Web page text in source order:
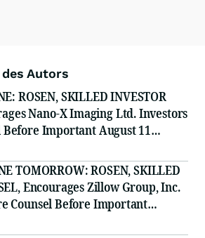
Autors
ROSEN, SKILLED INVESTOR
Nano-X Imaging Ltd. Investors
Before Important August 11
Class Action - NNOX
TOMORROW: ROSEN, SKILLED
Encourages Zillow Group, Inc.
Counsel Before Important
Class Action First Filed by the